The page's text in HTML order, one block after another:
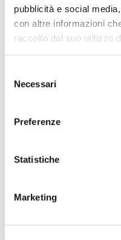
pubblicità e social
con altre informazioni
raccolto dal suo utilizzo
delNecessari
Preferenze
Statistiche
Marketing
dalle 18:00
vieni quando vuoi
prenotazione non